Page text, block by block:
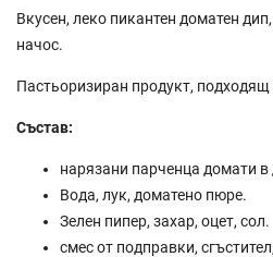
Вкусен, леко пикантен доматен
начос.
Пастьоризиран продукт, подходящ
Състав:
нарязани парченца домати в
Вода, лук, доматено пюре.
Зелен пипер, захар, оцет, сол.
смес от подправки, сгъстител,